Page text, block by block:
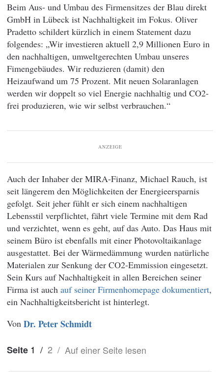
Beim Aus- und Umbau des Firmensitzes der Blau direkt
GmbH in Lübeck ist Nachhaltigkeit im Fokus. Oliver
Pradetto schildert kürzlich in einem Statement dazu
folgendes: „Wir investieren aktuell 2,9 Millionen Euro in
den nachhaltigen, umweltgerechten Umbau unseres
Fimengebäudes. Wir reduzieren (damit) den
Heizaufwand um 75 Prozent. Mit neuen Solaranlagen
werden wir doppelt so viel Energie nachhaltig und CO2-
frei produzieren, wie wir selbst verbrauchen.“
ANZEIGE
Auch der Inhaber der MIRA-Finanz, Michael Rauch, ist
seit längerem den Möglichkeiten der Energieersparnis
gefolgt. Seit jeher fühlt er sich einem nachhaltigen
Lebensstil verpflichtet, fährt viele Termine mit dem Rad
und verzichtet, wenn es geht, auf das Auto. Das Haus mit
seinem Büro ist ebenfalls mit einer Photovoltaikanlage
ausgestattet. Bei der Wärmedämmung wurden natürliche
Materialen zur Senkung der CO2-Emmission eingesetzt.
Sein Kurs auf Nachhaltigkeit in allen Bereichen seiner
Firma ist auch auf seiner Firmenhomepage dokumentiert,
ein Nachhaltigkeitsbericht ist hinterlegt.
Von Dr. Peter Schmidt
Seite 1 / 2 / Auf einer Seite lesen